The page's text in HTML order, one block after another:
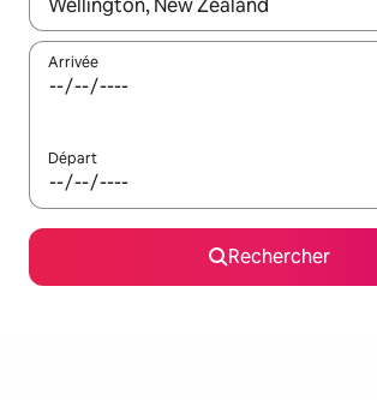
Arrivée
Départ
Rechercher